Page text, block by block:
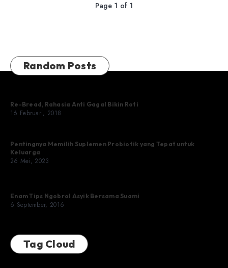
Page 1 of 1
Random Posts
Re-Bread, Rahasia Anti Gagal Bikin Roti
16 Februari, 2018
Pentingnya Memilih Suplemen Probiotik yang Tepat untuk
Keluarga
26 Mei, 2023
Enam Tips Ngobrol Asyik Bersama Suami
6 September, 2016
Tag Cloud